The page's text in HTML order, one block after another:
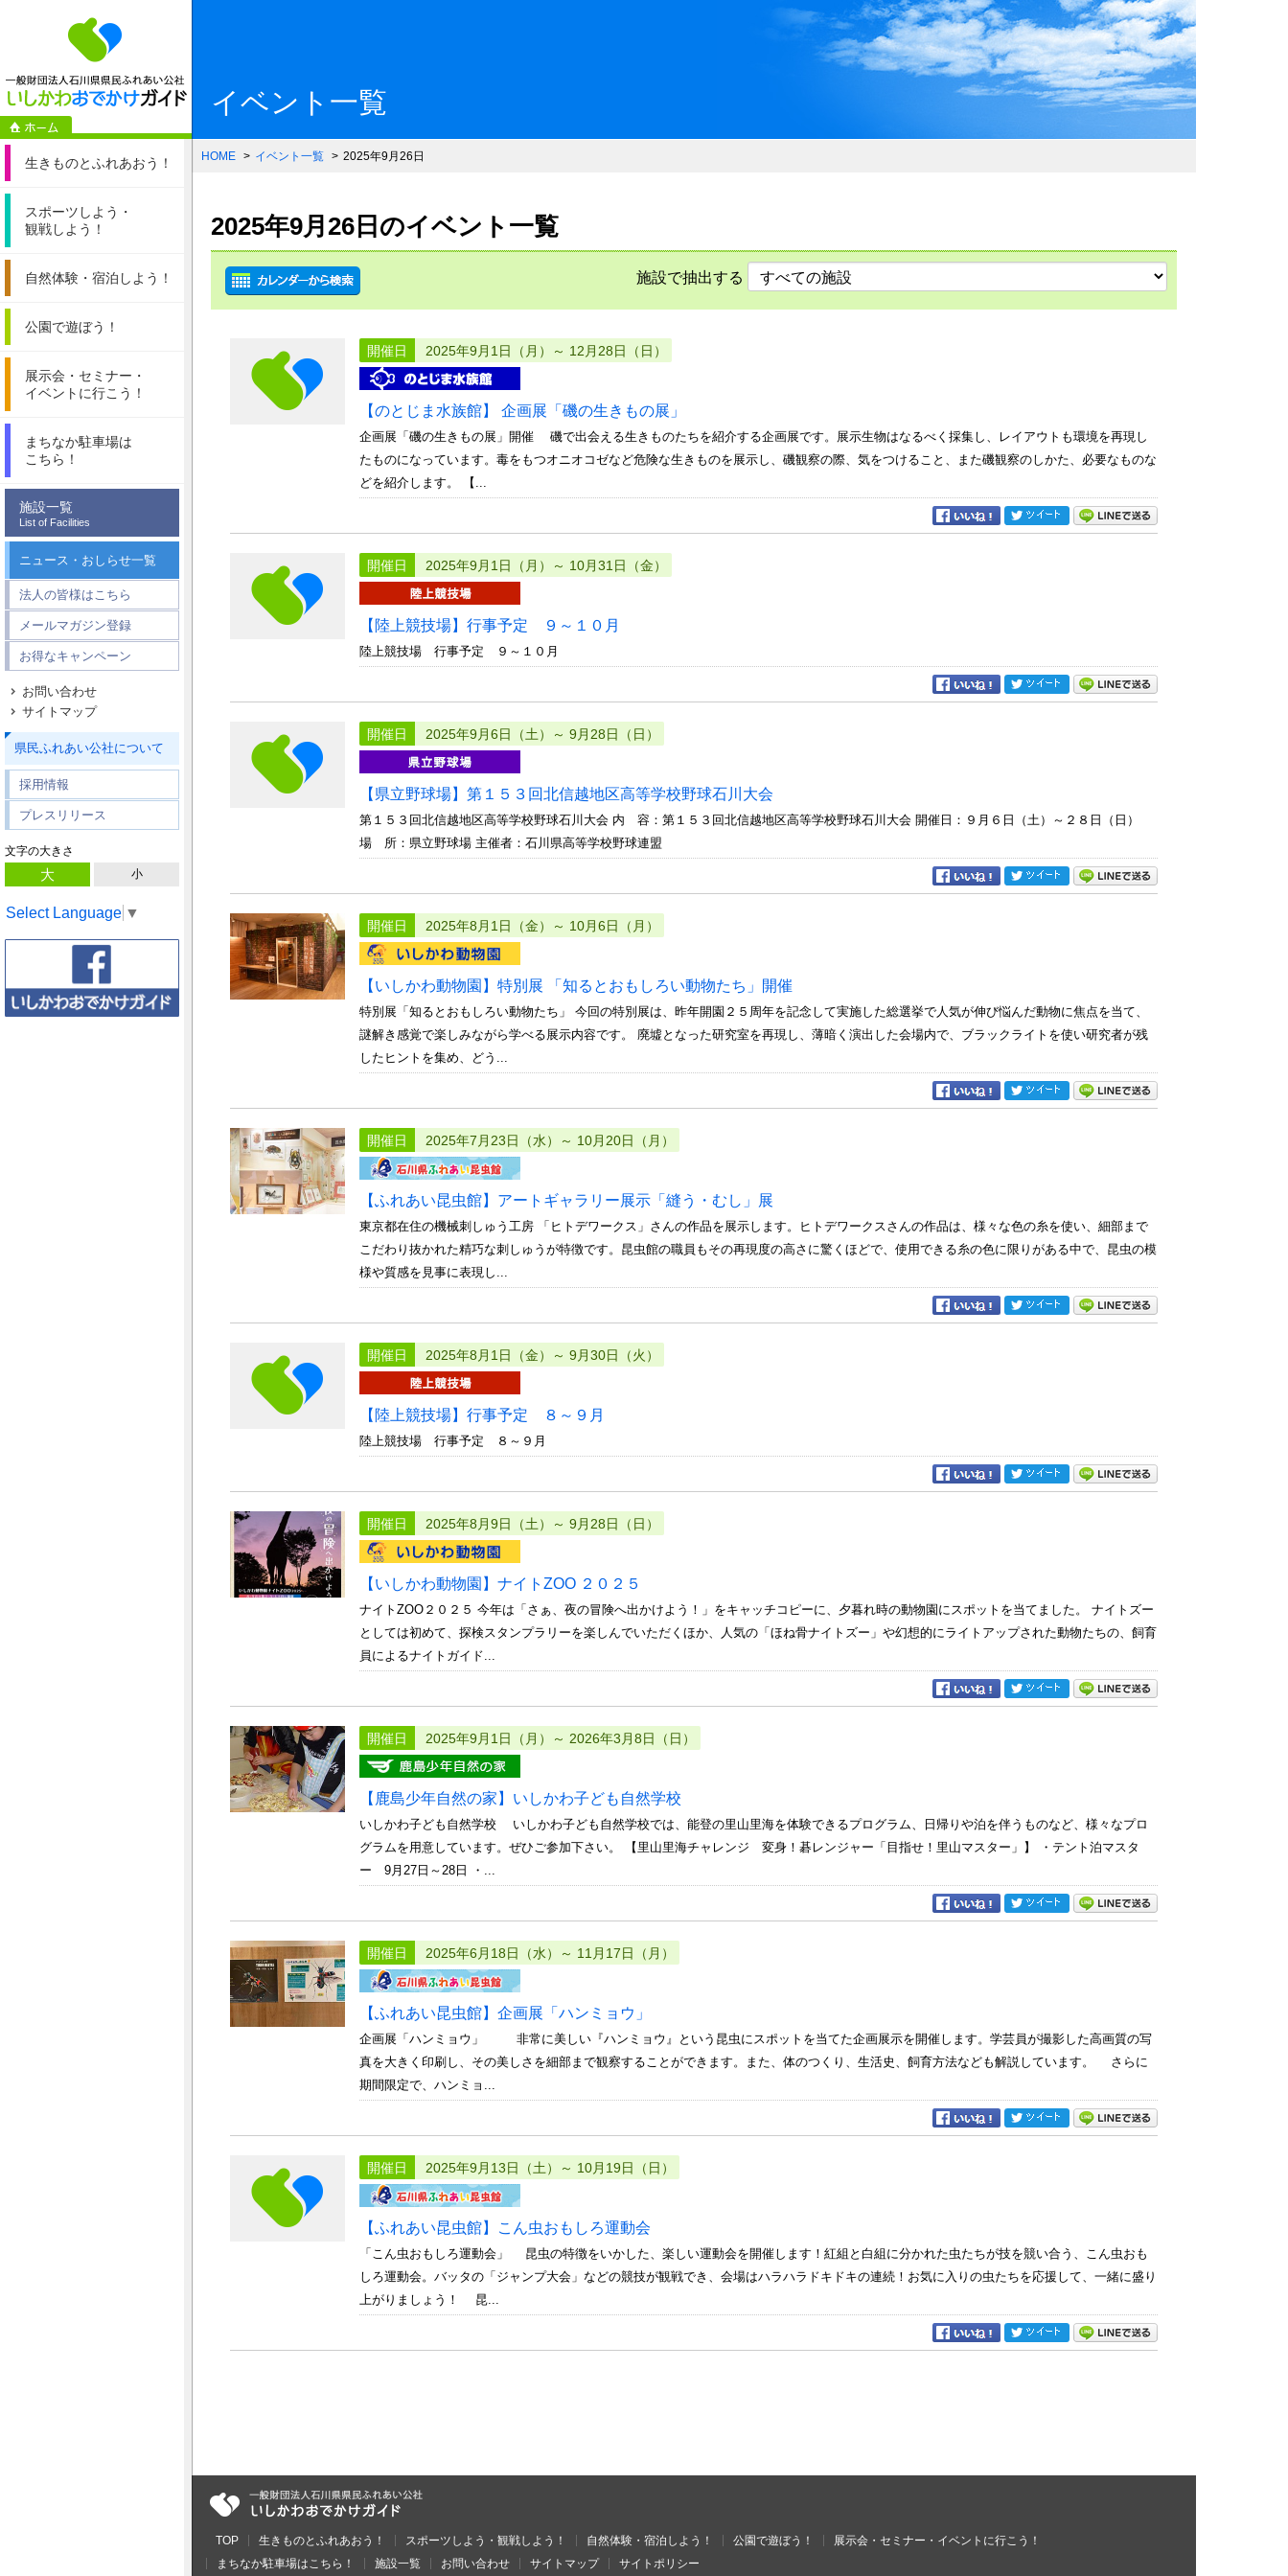
一般財団法人石川県県民ふれあい公社 いしかわおでかけガイド
生きものとふれあおう！
スポーツしよう・
観戦しよう！
自然体験・ 宿泊しよう！
公園で遊ぼう！
展示会・セミナー・
イベントに行こう！
まちなか駐車場は
こちら！
施設一覧
List of Facilities
ニュース・おしらせ一覧
法人の皆様はこちら
メールマガジン登録
お得なキャンペーン
お問い合わせ
サイトマップ
県民ふれあい公社について
採用情報
プレスリリース
文字の大きさ
大 小
Select Language ▼
イベント一覧
HOME イベント一覧 2025年9月26日
2025年9月26日のイベント一覧
施設で抽出する
開催日 2025年9月1日（月）～ 12月28日（日）
【のとじま水族館】 企画展「磯の生きもの展」
企画展「磯の生きもの展」開催 磯で出会える生きものたちを紹介する企画展です。展示生物はなるべく採集し、レイアウトも環境を再現し
たものになっています。毒をもつオニオコゼなど危険な生きものを展示し、磯観察の際、気をつけること、また磯観察のしかた、必要なものな
どを紹介します。 【...
開催日 2025年9月1日（月）～ 10月31日（金）
【陸上競技場】行事予定 ９～１０月
陸上競技場 行事予定 ９～１０月
開催日 2025年9月6日（土）～ 9月28日（日）
【県立野球場】第１５３回北信越地区高等学校野球石川大会
第１５３回北信越地区高等学校野球石川大会 内 容：第１５３回北信越地区高等学校野球石川大会 開催日：９月６日（土）～２８日（日）
場 所：県立野球場 主催者：石川県高等学校野球連盟
開催日 2025年8月1日（金）～ 10月6日（月）
【いしかわ動物園】特別展 「知るとおもしろい動物たち」開催
特別展「知るとおもしろい動物たち」 今回の特別展は、昨年開園２５周年を記念して実施した総選挙で人気が伸び悩んだ動物に焦点を当て、
謎解き感覚で楽しみながら学べる展示内容です。 廃墟となった研究室を再現し、薄暗く演出した会場内で、ブラックライトを使い研究者が残
したヒントを集め、どう...
開催日 2025年7月23日（水）～ 10月20日（月）
【ふれあい昆虫館】アートギャラリー展示「縫う・むし」展
東京都在住の機械刺しゅう工房 「ヒトデワークス」さんの作品を展示します。ヒトデワークスさんの作品は、様々な色の糸を使い、細部まで
こだわり抜かれた精巧な刺しゅうが特徴です。昆虫館の職員もその再現度の高さに驚くほどで、使用できる糸の色に限りがある中で、昆虫の模
様や質感を見事に表現し...
開催日 2025年8月1日（金）～ 9月30日（火）
【陸上競技場】行事予定 ８～９月
陸上競技場 行事予定 ８～９月
開催日 2025年8月9日（土）～ 9月28日（日）
【いしかわ動物園】ナイトZOO ２０２５
ナイトZOO２０２５ 今年は「さぁ、夜の冒険へ出かけよう！」をキャッチコピーに、夕暮れ時の動物園にスポットを当てました。 ナイトズー
としては初めて、探検スタンプラリーを楽しんでいただくほか、人気の「ほね骨ナイトズー」や幻想的にライトアップされた動物たちの、飼育
員によるナイトガイド...
開催日 2025年9月1日（月）～ 2026年3月8日（日）
【鹿島少年自然の家】いしかわ子ども自然学校
いしかわ子ども自然学校 いしかわ子ども自然学校では、能登の里山里海を体験できるプログラム、日帰りや泊を伴うものなど、様々なプロ
グラムを用意しています。ぜひご参加下さい。 【里山里海チャレンジ 変身！碁レンジャー「目指せ！里山マスター」】 ・テント泊マスタ
ー 9月27日～28日 ・...
開催日 2025年6月18日（水）～ 11月17日（月）
【ふれあい昆虫館】企画展「ハンミョウ」
企画展「ハンミョウ」 非常に美しい『ハンミョウ』という昆虫にスポットを当てた企画展示を開催します。学芸員が撮影した高画質の写
真を大きく印刷し、その美しさを細部まで観察することができます。また、体のつくり、生活史、飼育方法なども解説しています。 さらに
期間限定で、ハンミョ...
開催日 2025年9月13日（土）～ 10月19日（日）
【ふれあい昆虫館】こん虫おもしろ運動会
「こん虫おもしろ運動会」 昆虫の特徴をいかした、楽しい運動会を開催します！紅組と白組に分かれた虫たちが技を競い合う、こん虫おも
しろ運動会。バッタの「ジャンプ大会」などの競技が観戦でき、会場はハラハラドキドキの連続！お気に入りの虫たちを応援して、一緒に盛り
上がりましょう！ 昆...
TOP 生きものとふれあおう！ スポーツしよう・観戦しよう！ 自然体験・宿泊しよう！ 公園で遊ぼう！
展示会・セミナー・イベントに行こう！
まちなか駐車場はこちら！
施設一覧 お問い合わせ サイトマップ サイトポリシー